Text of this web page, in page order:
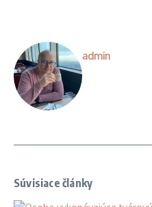
admin
Súvisiace články